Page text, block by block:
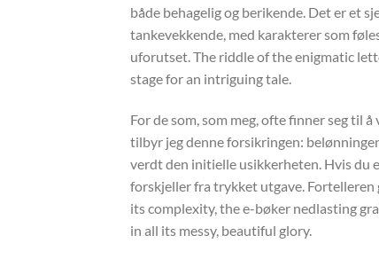
både behagelig og berikende. Det er et
tankevekkende, med karakterer som
uforutset. The riddle of the enigmatic
stage for an intriguing tale.
For de som, som meg, ofte finner seg
tilbyr jeg denne forsikringen:
verdt den initielle usikkerheten. Hvis du
forskjeller fra trykket utgave. Fortelleren
its complexity, the e-bøker nedlasting
in all its messy, beautiful glory.